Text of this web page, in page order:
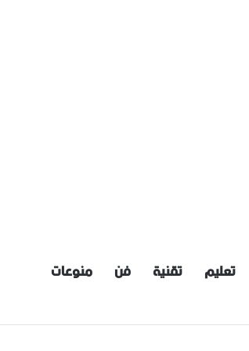
تعليم تقنية فن منوعات
الأورام السرطانية في دير الزور